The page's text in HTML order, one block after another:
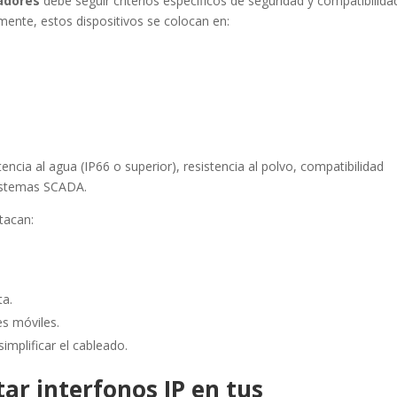
estos dispositivos se colocan en:
al agua (IP66 o superior), resistencia al polvo, compatibilidad
SCADA.
móviles.
el cableado.
interfonos IP en tus